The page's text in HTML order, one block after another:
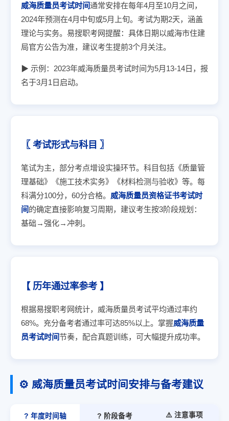
威海质量员考试时间通常安排在每年4月至10月之间，
2024年预测在4月中旬或5月上旬。考试为期2天，涵盖
理论与实务。易搜职考网提醒：具体日期以威海市住建
局官方公告为准，建议考生提前3个月关注。
▶ 示例：2023年威海质量员考试时间为5月13-14日，报
名于3月1日启动。
〖 考试形式与科目 〗
笔试为主，部分考点增设实操环节。科目包括《质量管
理基础》《施工技术实务》《材料检测与验收》等。每
科满分100分，60分合格。 威海质量员资格证书考试时
间的确定直接影响复习周期，建议考生按3阶段规划：
基础→强化→冲刺。
【 历年通过率参考 】
根据易搜职考网统计，威海质量员考试平均通过率约
68%。充分备考者通过率可达85%以上。掌握威海质量
员考试时间节奏，配合真题训练，可大幅提升成功率。
⚙️ 威海质量员考试时间安排与备考建议
? 年度时间轴 ? 阶段备考 ⚠️ 注意事项